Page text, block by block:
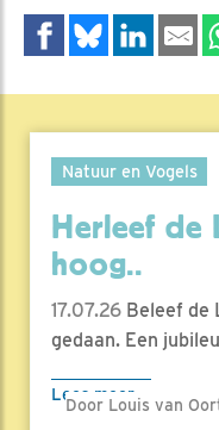
Natuur en Vogels
Herleef de
hoog..
17.07.26 Beleef de
gedaan. Een
Lees meer
Door Louis van